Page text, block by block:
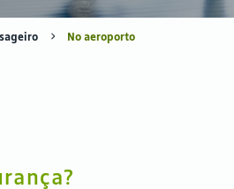
No aeroporto